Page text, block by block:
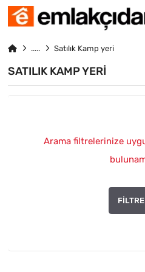
Satılık Kamp yeri
SATILIK KAMP YERI
Arama filtrelerinize